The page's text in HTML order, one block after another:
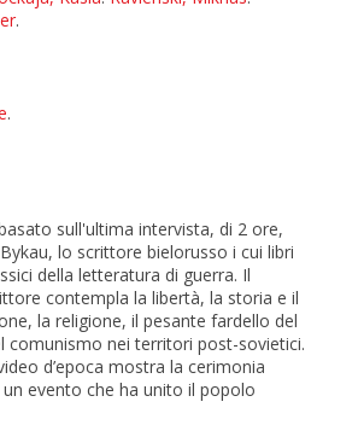
.
.
sull'ultima intervista, di 2 ore,
lo scrittore bielorusso i cui libri
della letteratura di guerra. Il
contempla la libertà, la storia e il
la religione, il pesante fardello del
comunismo nei territori post-sovietici.
d’epoca mostra la cerimonia
evento che ha unito il popolo